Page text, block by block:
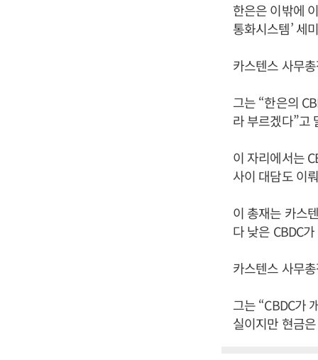
한은은 이밖에
통화시스템’ 세
카스텐스 사무
그는 “한은의
라 부르겠다”고
이 자리에서는
사이 대담도 이
이 총재는 카스
다 낮은 CBDC
카스텐스 사무
그는 “CBDC가
실이지만 현금